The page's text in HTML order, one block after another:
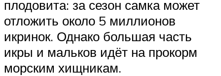
плодовита: за сезон самка может
отложить около 5 миллионов
икринок. Однако большая часть
икры и мальков идёт на прокорм
морским хищникам.